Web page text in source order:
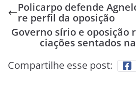
Policarpo defende
re perfil da oposição
Governo sírio e oposição
ciações sentados
Compartilhe esse post: